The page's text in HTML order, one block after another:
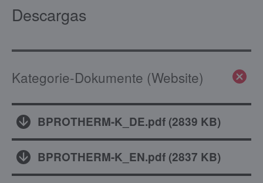
Descargas
Kategorie-Dokumente (Website)
BPROTHERM-K_DE.pdf (2839 KB)
BPROTHERM-K_EN.pdf (2837 KB)